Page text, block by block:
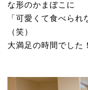
な形のかまぼこに
「可愛くて食べられ
（笑）
大満足の時間でした！